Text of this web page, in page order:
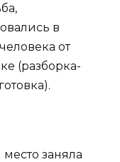
в
от
(разборка-
заняла